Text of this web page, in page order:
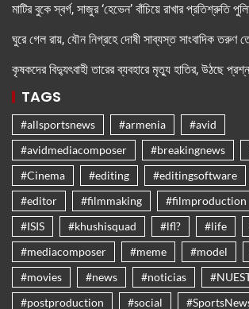
মাটির বুকে স্বর্গ, সাজুর ‘হেভেন’ বাঁচিয়ে রাখার প্রতিশ্রুতি
ঘুরে গেল রায়, যৌন নিগ্রহে দোষী সাব্যস্ত সাংবাদিক তরুণ
কৃষকদের বিদ্যুৎবাহী তারের ব্যবহারে মৃত্যু হাতির, উঠছে প্রশ্ন
TAGS
#allsportsnews #armenia
#avid
#avidmediacomposer
#breakingnews
#Cinema
#editing #editingsoftware
#editor
#filmmaking #filmproduction
#ISIS
#khushisquad #lfl? #life
#mediacomposer
#meme #model
#movies
#news #noticias
#postproduction
#social